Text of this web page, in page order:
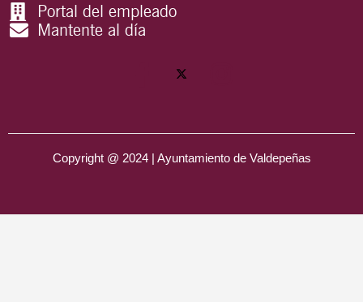
Portal del empleado
Mantente al día
Copyright @ 2024 | Ayuntamiento de Valdepeñas